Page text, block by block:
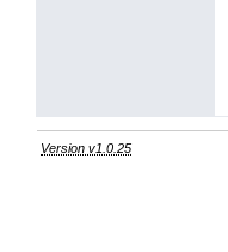
Version v1.0.25